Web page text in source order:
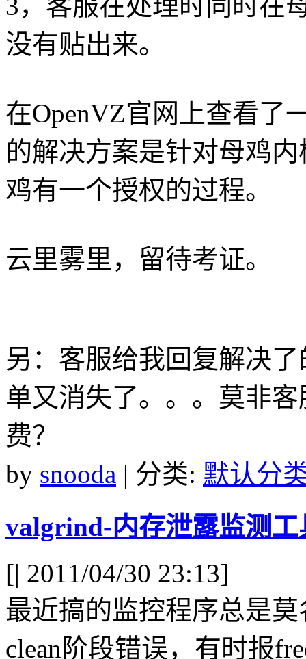
没有贴出来。
在OpenVZ官网上查看了
的解决方案是针对母鸡
鸡有一个授权的过程。
云里雾里，留待考证。
另：客服给我回复解决
单又消失了。。。莫非
费？
by snooda | 分类: 默认分
valgrind-内存泄露监测工
[| 2011/04/30 23:13]
最近搞的监控程序总是
clean阶段错误，有时报